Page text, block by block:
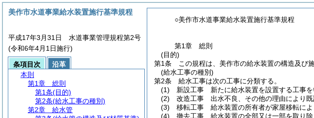
○美作市水道事業給水装置施行基準規程
第1章
総則
(目的)
第1条
この規程は、美作市の給水装置の構造及び
(給水工事の種別)
第2条
給水工事は次の工事に分類する。
(1)
新設工事 新たに給水装置を設置する工事を
(2)
改造工事 出水不良、その他の理由により既
(3)
移転工事 給水装置の所有者が家屋移転によ
(4)
撤去工事 給水装置の全部又は一部を取り除
美作市水道事業給水装置施行基準規程
平成17年3月31日 水道事業管理規程第2号
(令和6年4月1日施行)
条項目次
沿革
本則
第1章
総則
第1条(目的)
第2条(給水工事の種別)
第2章
給水管